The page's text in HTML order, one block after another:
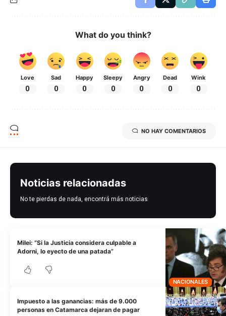
What do you think?
Love
0
Sad
0
Happy
0
Sleepy
0
Angry
0
Dead
0
Wink
0
NO HAY COMENTARIOS
Noticias relacionadas
No te pierdas de nada, encontrá más noticias
NACIONALES
Milei: “Si la Justicia considera culpable a
Adorni, lo eyecto de una patada”
Impuesto a las ganancias: más de 9.000
personas en Catamarca dejaran de pagar